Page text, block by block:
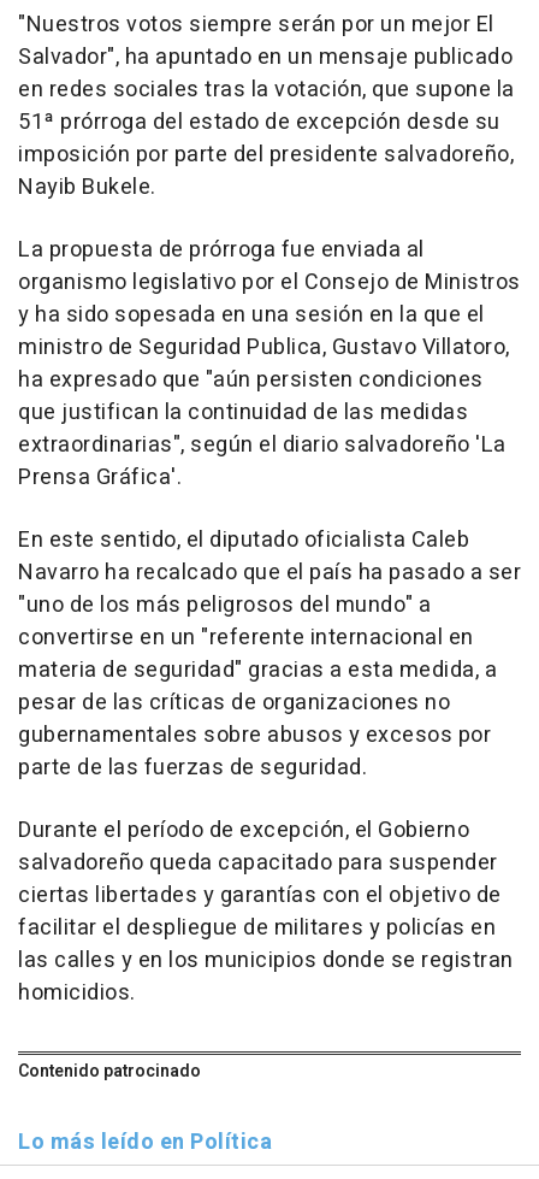
"Nuestros votos siempre serán por un mejor El
Salvador", ha apuntado en un mensaje publicado
en redes sociales tras la votación, que supone la
51ª prórroga del estado de excepción desde su
imposición por parte del presidente salvadoreño,
Nayib Bukele.
La propuesta de prórroga fue enviada al
organismo legislativo por el Consejo de Ministros
y ha sido sopesada en una sesión en la que el
ministro de Seguridad Publica, Gustavo Villatoro,
ha expresado que "aún persisten condiciones
que justifican la continuidad de las medidas
extraordinarias", según el diario salvadoreño 'La
Prensa Gráfica'.
En este sentido, el diputado oficialista Caleb
Navarro ha recalcado que el país ha pasado a ser
"uno de los más peligrosos del mundo" a
convertirse en un "referente internacional en
materia de seguridad" gracias a esta medida, a
pesar de las críticas de organizaciones no
gubernamentales sobre abusos y excesos por
parte de las fuerzas de seguridad.
Durante el período de excepción, el Gobierno
salvadoreño queda capacitado para suspender
ciertas libertades y garantías con el objetivo de
facilitar el despliegue de militares y policías en
las calles y en los municipios donde se registran
homicidios.
Contenido patrocinado
Lo más leído en Política